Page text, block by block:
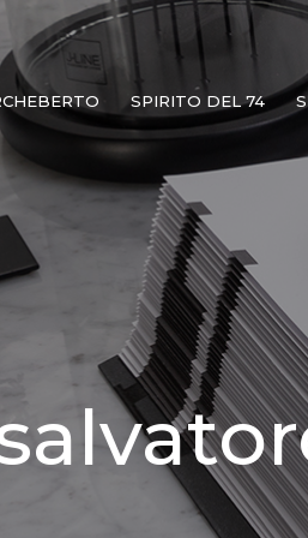
SPIRITO DEL 74